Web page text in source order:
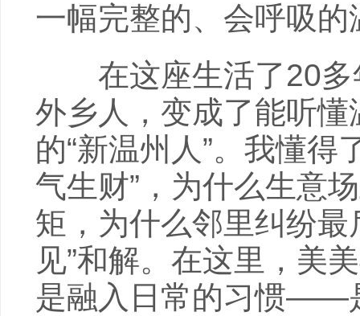
一幅完整的、会呼吸的
在这座生活了20多
外乡人，变成了能听懂
的“新温州人”。我懂得
气生财”，为什么生意
矩，为什么邻里纠纷
见”和解。在这里，美
是融入日常的习惯——